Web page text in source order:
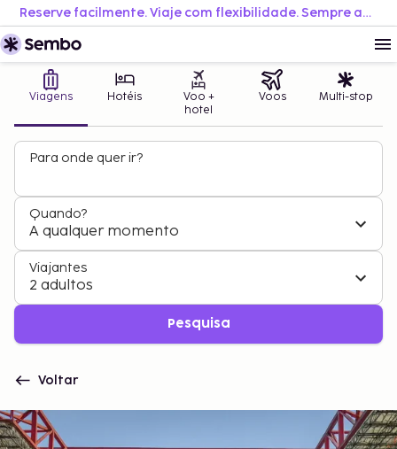
Reserve facilmente. Viaje com flexibilidade. Sempre ao melhor preço.
Viagens Hotéis
Voo +
hotel
Voos Multi-stop
Para onde quer ir?
Quando?
A qualquer momento
Viajantes
2 adultos
Pesquisa
Voltar